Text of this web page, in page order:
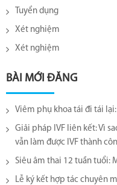
Tuyển dụng
Xét nghiệm
Xét nghiệm
BÀI MỚI ĐĂNG
Viêm phụ khoa tái đi tái
Giải pháp IVF liên kết: Vì
vẫn làm được IVF thành
Siêu âm thai 12 tuần tuổi:
Lễ ký kết hợp tác chuyên